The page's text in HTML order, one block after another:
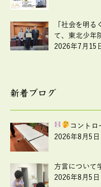
「社会を明
て、東北少年
2026年7月15
新着ブログ
コントロ
2026年8月5日
方言について
2026年8月5日